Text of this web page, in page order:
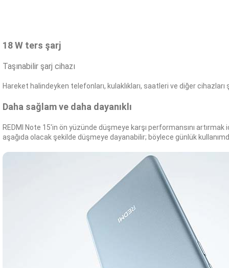
18 W ters şarj
Taşınabilir şarj cihazı
Hareket halindeyken telefonları, kulaklıkları, saatleri ve diğer cihazları
Daha sağlam ve daha dayanıklı
REDMI Note 15'in ön yüzünde düşmeye karşı performansını
aşağıda olacak şekilde düşmeye dayanabilir; böylece günlük